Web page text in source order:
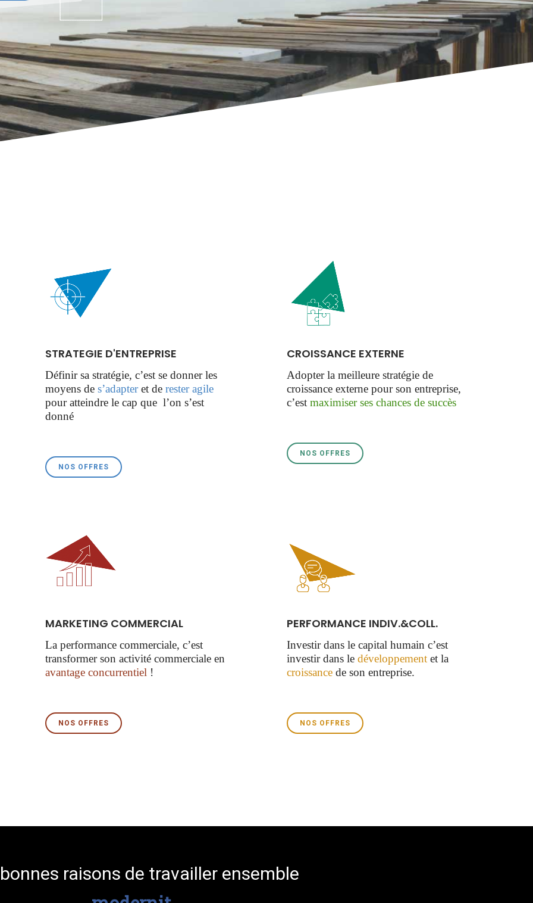
STRATEGIE D'ENTREPRISE
Définir sa stratégie, c’est se donner les
moyens de s’adapteret de rester agile
pour atteindre le cap que l’on s’est
donné
NOS OFFRES
CROISSANCE EXTERNE
Adopter la meilleure stratégie de
croissance externe pour son entreprise,
c’estmaximiser ses chances de succès
NOS OFFRES
MARKETING COMMERCIAL
La performance commerciale, c’est
transformer son activité commerciale en
avantage concurrentiel !
NOS OFFRES
PERFORMANCE INDIV.&COLL.
Investir dans le capital humain c’est
investir dans ledéveloppement et la
croissance de son entreprise.
NOS OFFRES
raisons de travailler ensemble